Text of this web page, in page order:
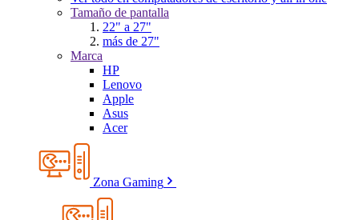
Tamaño de pantalla
22" a 27"
más de 27"
Marca
HP
Lenovo
Apple
Asus
Acer
Zona Gaming